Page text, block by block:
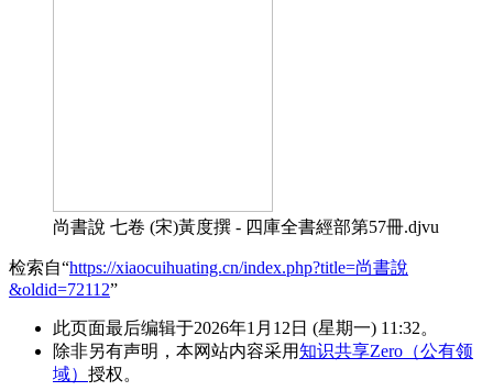
尚書說 七卷 (宋)黃度撰 - 四庫全書經部第57冊.djvu
检索自“https://xiaocuihuating.cn/index.php?title=尚書說
&oldid=72112”
此页面最后编辑于2026年1月12日 (星期一) 11:32。
除非另有声明，本网站内容采用知识共享Zero（公有领
域） 授权。